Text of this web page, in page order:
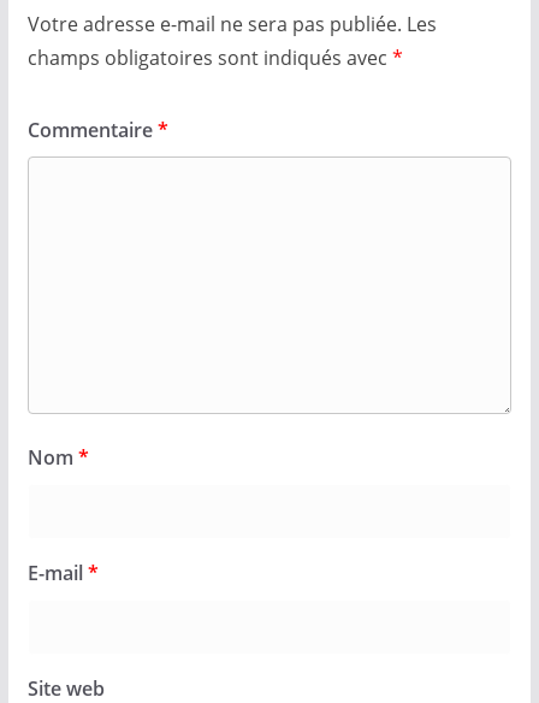
Votre adresse e-mail ne sera pas publiée. Les
champs obligatoires sont indiqués avec *
Commentaire*
Nom *
E-mail*
Site web